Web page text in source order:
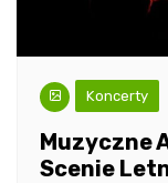
Koncerty
Muzyczne
Scenie